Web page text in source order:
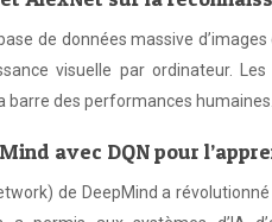
de données massive
visuelle par ordinateur.
barre des performances humaines.
avec DQN pour
de DeepMind a